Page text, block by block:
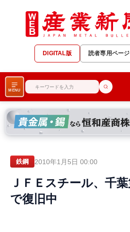
DIGITAL版 読者専用ページ
MENU
鉄鋼 2010年1月5日 00:00
ＪＦＥスチール、千
で復旧中